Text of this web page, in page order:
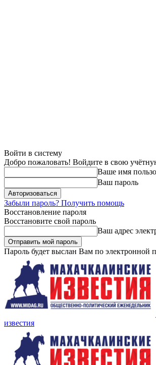
Войти в систему
Добро пожаловать! Войдите в свою
Ваше имя
Ваш пароль
Забыли пароль? Получить помощь
Восстановление пароля
Восстановите свой пароль
Ваш адрес
Пароль будет выслан Вам по электронной
известия